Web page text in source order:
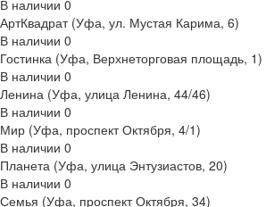
В наличии 0
АртКвадрат (Уфа, ул. Мустая Карима, 6)
В наличии 0
Гостинка (Уфа, Верхнеторговая площадь, 1)
В наличии 0
Ленина (Уфа, улица Ленина, 44/46)
В наличии 0
Мир (Уфа, проспект Октября, 4/1)
В наличии 0
Планета (Уфа, улица Энтузиастов, 20)
В наличии 0
Семья (Уфа, проспект Октября, 34)